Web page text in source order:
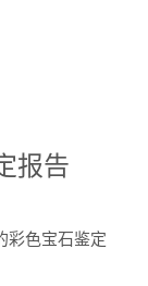
报告
彩色宝石鉴定